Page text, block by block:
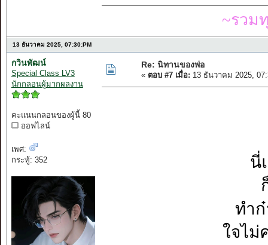
~รวม
13 ธันวาคม 2025, 07:30:PM
กวินพัฒน์
Special Class LV3
นักกลอนผู้มากผลงาน
คะแนนกลอนของผู้นี้ 80
ออฟไลน์
เพศ:
กระทู้: 352
Re: นิทานของพ่อ
« ตอบ #7 เมื่อ: 13 ธันวาคม 2025,
นี่
ทำ
ใจไม่